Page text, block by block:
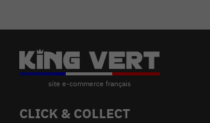
CLICK & COLLECT